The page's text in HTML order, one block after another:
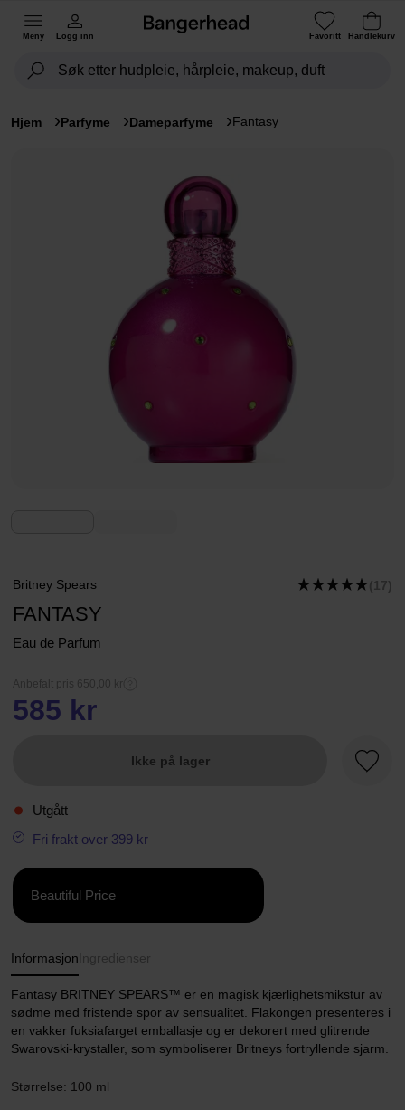
Meny Logg inn Favoritt Handlekurv
Hjem Parfyme Dameparfyme Fantasy
Britney Spears (17)
FANTASY
Eau de Parfum
Anbefalt pris 650,00 kr
585 kr
Ikke på lager
Utgått
Fri frakt over 399 kr
Beautiful Price
Informasjon Ingredienser
Fantasy BRITNEY SPEARS™ er en magisk kjærlighetsmikstur av
sødme med fristende spor av sensualitet. Flakongen presenteres i
en vakker fuksiafarget emballasje og er dekorert med glitrende
Swarovski-krystaller, som symboliserer Britneys fortryllende sjarm.
Størrelse: 100 ml